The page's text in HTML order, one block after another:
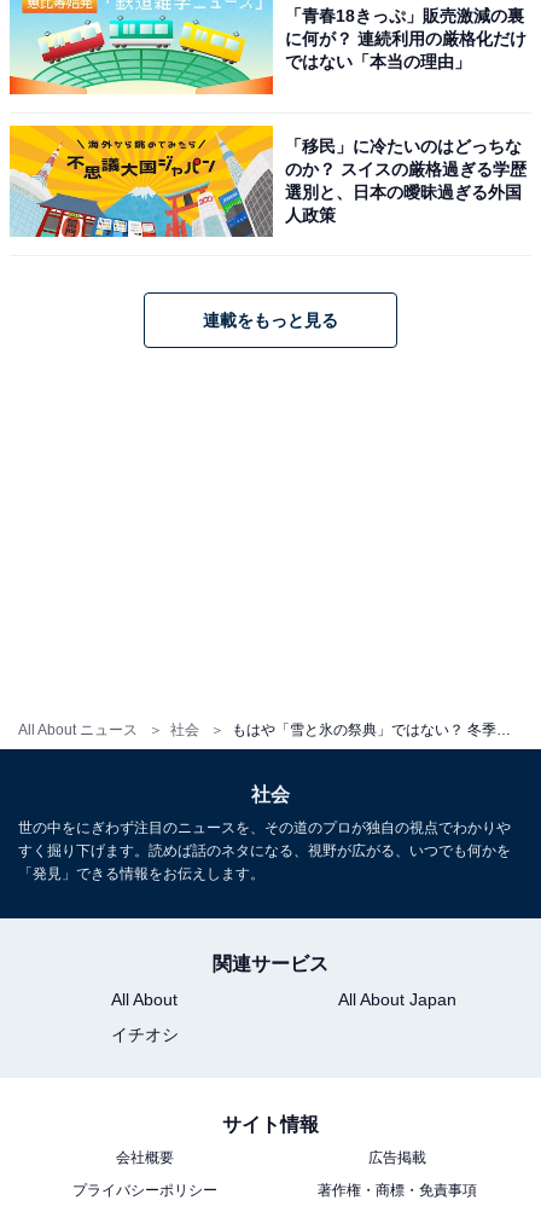
All About ニュース 社会
1 3
「青春18きっぷ」販売激減の裏
に何が？ 連続利用の厳格化だけ
ではない「本当の理由」
「移民」に冷たいのはどっちな
のか？ スイスの厳格過ぎる学歴
選別と、日本の曖昧過ぎる外国
人政策
連載をもっと見る
社会
世の中をにぎわず注目のニュースを、その道のプロが独自の視点でわかりや
すく掘り下げます。読めば話のネタになる、視野が広がる、いつでも何かを
「発見」できる情報をお伝えします。
関連サービス
All About
All About Japan
イチオシ
サイト情報
会社概要
広告掲載
プライバシーポリシー
著作権・商標・免責事項